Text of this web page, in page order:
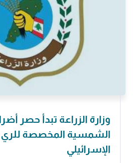
وزارة الزراعة تبدأ حصر
الشمسية المخصصة للري
الإسرائيلي